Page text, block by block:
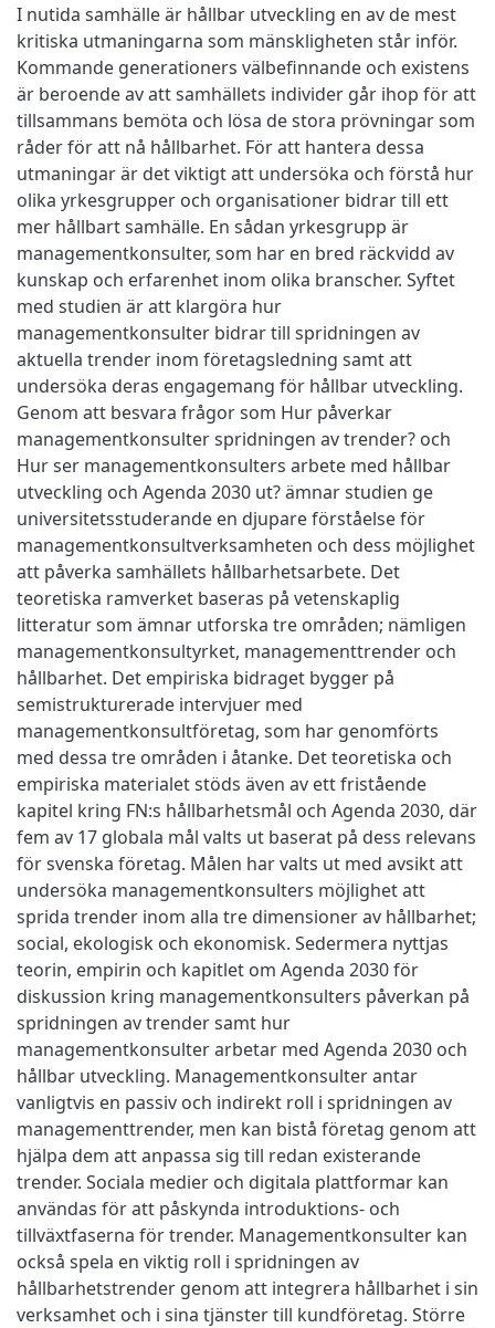
I nutida samhälle är hållbar utveckling en av de mest
kritiska utmaningarna som mänskligheten står inför.
Kommande generationers välbefinnande och existens
är beroende av att samhällets individer går ihop för att
tillsammans bemöta och lösa de stora prövningar som
råder för att nå hållbarhet. För att hantera dessa
utmaningar är det viktigt att undersöka och förstå hur
olika yrkesgrupper och organisationer bidrar till ett
mer hållbart samhälle. En sådan yrkesgrupp är
managementkonsulter, som har en bred räckvidd av
kunskap och erfarenhet inom olika branscher. Syftet
med studien är att klargöra hur
managementkonsulter bidrar till spridningen av
aktuella trender inom företagsledning samt att
undersöka deras engagemang för hållbar utveckling.
Genom att besvara frågor som Hur påverkar
managementkonsulter spridningen av trender? och
Hur ser managementkonsulters arbete med hållbar
utveckling och Agenda 2030 ut? ämnar studien ge
universitetsstuderande en djupare förståelse för
managementkonsultverksamheten och dess möjlighet
att påverka samhällets hållbarhetsarbete. Det
teoretiska ramverket baseras på vetenskaplig
litteratur som ämnar utforska tre områden; nämligen
managementkonsultyrket, managementtrender och
hållbarhet. Det empiriska bidraget bygger på
semistrukturerade intervjuer med
managementkonsultföretag, som har genomförts
med dessa tre områden i åtanke. Det teoretiska och
empiriska materialet stöds även av ett fristående
kapitel kring FN:s hållbarhetsmål och Agenda 2030, där
fem av 17 globala mål valts ut baserat på dess relevans
för svenska företag. Målen har valts ut med avsikt att
undersöka managementkonsulters möjlighet att
sprida trender inom alla tre dimensioner av hållbarhet;
social, ekologisk och ekonomisk. Sedermera nyttjas
teorin, empirin och kapitlet om Agenda 2030 för
diskussion kring managementkonsulters påverkan på
spridningen av trender samt hur
managementkonsulter arbetar med Agenda 2030 och
hållbar utveckling. Managementkonsulter antar
vanligtvis en passiv och indirekt roll i spridningen av
managementtrender, men kan bistå företag genom att
hjälpa dem att anpassa sig till redan existerande
trender. Sociala medier och digitala plattformar kan
användas för att påskynda introduktions- och
tillväxtfaserna för trender. Managementkonsulter kan
också spela en viktig roll i spridningen av
hållbarhetstrender genom att integrera hållbarhet i sin
verksamhet och i sina tjänster till kundföretag. Större